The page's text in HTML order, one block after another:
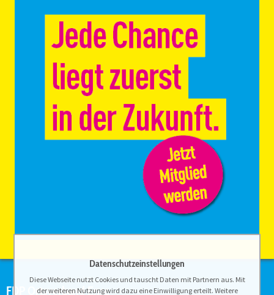
FDP Ortsverband Ense
Datenschutzeinstellungen
Diese Webseite nutzt Cookies und tauscht Daten mit Partnern aus. Mit
der weiteren Nutzung wird dazu eine Einwilligung erteilt. Weitere